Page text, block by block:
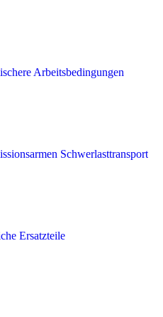
Arbeitsbedingungen
Schwerlasttransport
Ersatzteile